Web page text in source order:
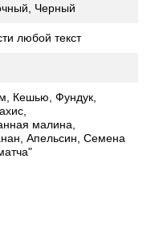
Черный
любой текст
Кешью, Фундук,
малина,
Апельсин, Семена